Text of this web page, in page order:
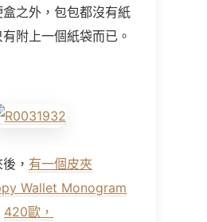
之外，包包都沒有紙
附上一個紙袋而已。
， 有一個皮夾
Wallet Monogram
420歐，